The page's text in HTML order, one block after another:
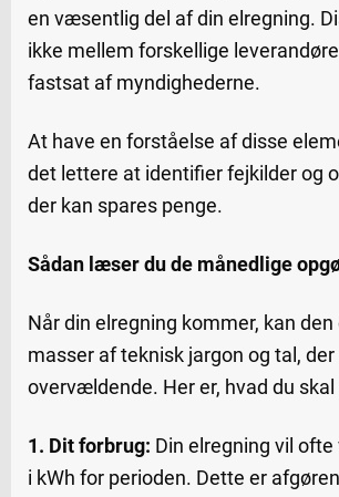
en væsentlig del af din elregning.
ikke mellem forskellige
fastsat af myndighederne.
At have en forståelse af disse
det lettere at identifier fejkilder og
der kan spares penge.
Sådan læser du de månedlige
Når din elregning kommer, kan
masser af teknisk jargon og tal,
overvældende. Her er, hvad du
1. Dit forbrug: Din elregning vil
i kWh for perioden. Dette er